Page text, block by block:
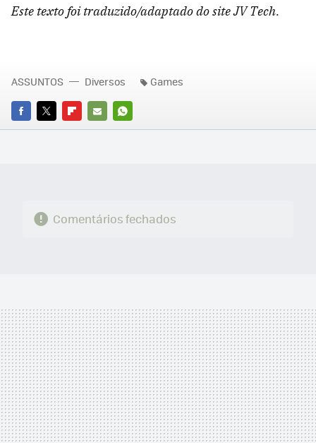
Este texto foi traduzido/adaptado do site JV Tech.
FACEBOOK
TWITTERFLIPBOARD
E-
WHATSAPP
ASSUNTOS Diversos Games
Comentários fechados